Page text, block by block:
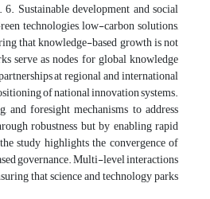
Sustainable development and social
technologies, low-carbon solutions,
that knowledge-based growth is not
serve as nodes for global knowledge
at regional and international
of national innovation systems.
and foresight mechanisms to address
robustness but by enabling rapid
study highlights the convergence of
governance. Multi-level interactions
that science and technology parks